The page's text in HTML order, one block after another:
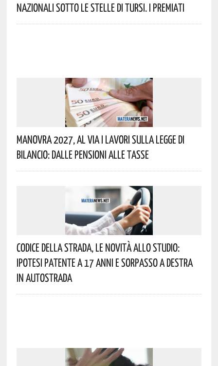
Nazionali Sotto Le Stelle Di Tursi. I Premiati
Manovra 2027, Al Via I Lavori Sulla Legge Di
Bilancio: Dalle Pensioni Alle Tasse
Codice Della Strada, Le Novità Allo Studio:
Ipotesi Patente A 17 Anni E Sorpasso A Destra
In Autostrada